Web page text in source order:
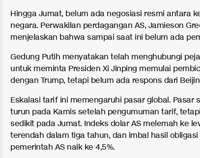
Hingga Jumat, belum ada negosiasi resmi antara
negara. Perwakilan perdagangan AS, Jamieson
menjelaskan bahwa sampai saat ini belum ada
Gedung Putih menyatakan telah menghubungi
untuk meminta Presiden Xi Jinping memulai
dengan Trump, tetapi belum ada respons dari
Eskalasi tarif ini memengaruhi pasar global. Pasar
turun pada Kamis setelah pengumuman tarif,
sedikit pada Jumat. Indeks dolar AS melemah ke
terendah dalam tiga tahun, dan imbal hasil obligasi
pemerintah AS naik ke 4,5%.